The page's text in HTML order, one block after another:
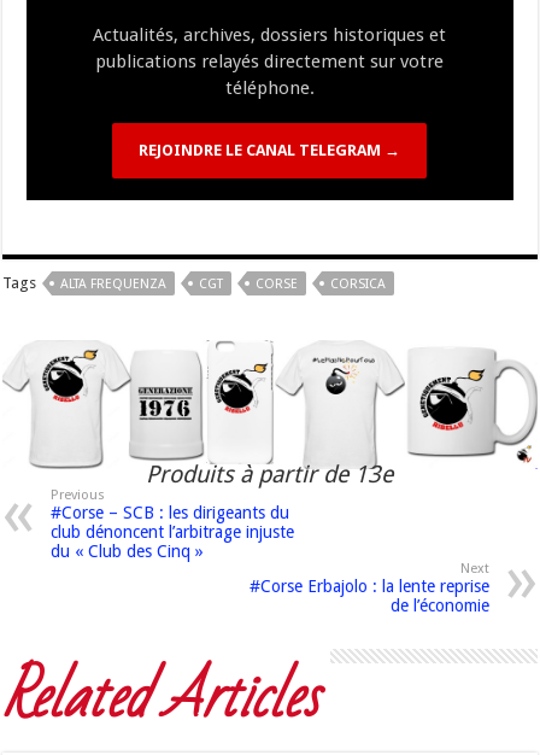
Actualités, archives, dossiers historiques et
publications relayés directement sur votre
téléphone.
REJOINDRE LE CANAL TELEGRAM →
Tags ALTA FREQUENZA CGT CORSE CORSICA
Produits à partir de 13e
Previous
#Corse – SCB : les dirigeants du
club dénoncent l’arbitrage injuste
du « Club des Cinq »
Next
#Corse Erbajolo : la lente reprise
de l’économie
Related Articles